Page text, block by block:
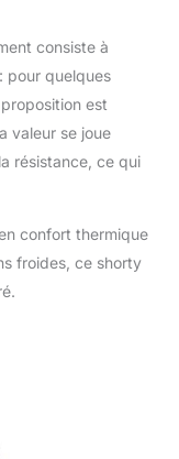
consiste à
pour quelques
est
valeur se joue
résistance, ce qui
confort thermique
froides, ce shorty